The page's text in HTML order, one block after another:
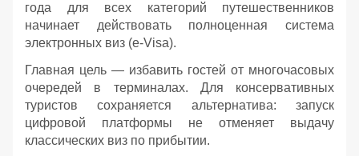
года для всех категорий путешественников
начинает действовать полноценная система
электронных виз (e-Visa).
Главная цель — избавить гостей от многочасовых
очередей в терминалах. Для консервативных
туристов сохраняется альтернатива: запуск
цифровой платформы не отменяет выдачу
классических виз по прибытии.